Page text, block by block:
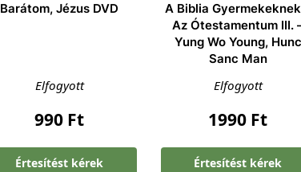
Barátom, Jézus DVD
Elfogyott
990 Ft
Értesítést kérek
A Biblia
Az Ótestamentum III.
Yung Wo Young, Hunc
Sanc Man
Elfogyott
1990 Ft
Értesítést kérek